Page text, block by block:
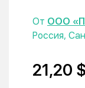
От ООО
Россия,
21,20 $